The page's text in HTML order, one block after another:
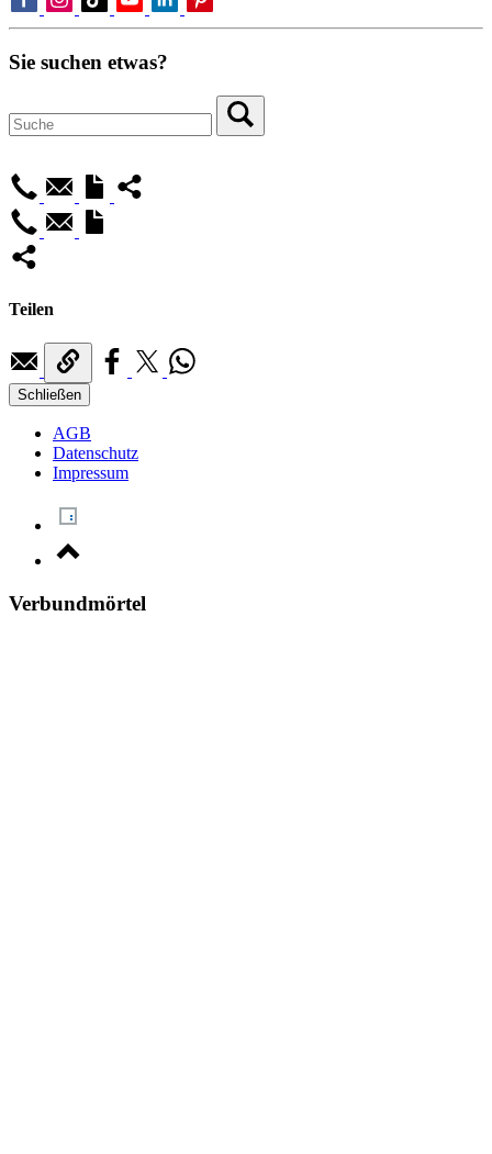
Sie suchen etwas?
Teilen
Schließen
AGB
Datenschutz
Impressum
Verbundmörtel